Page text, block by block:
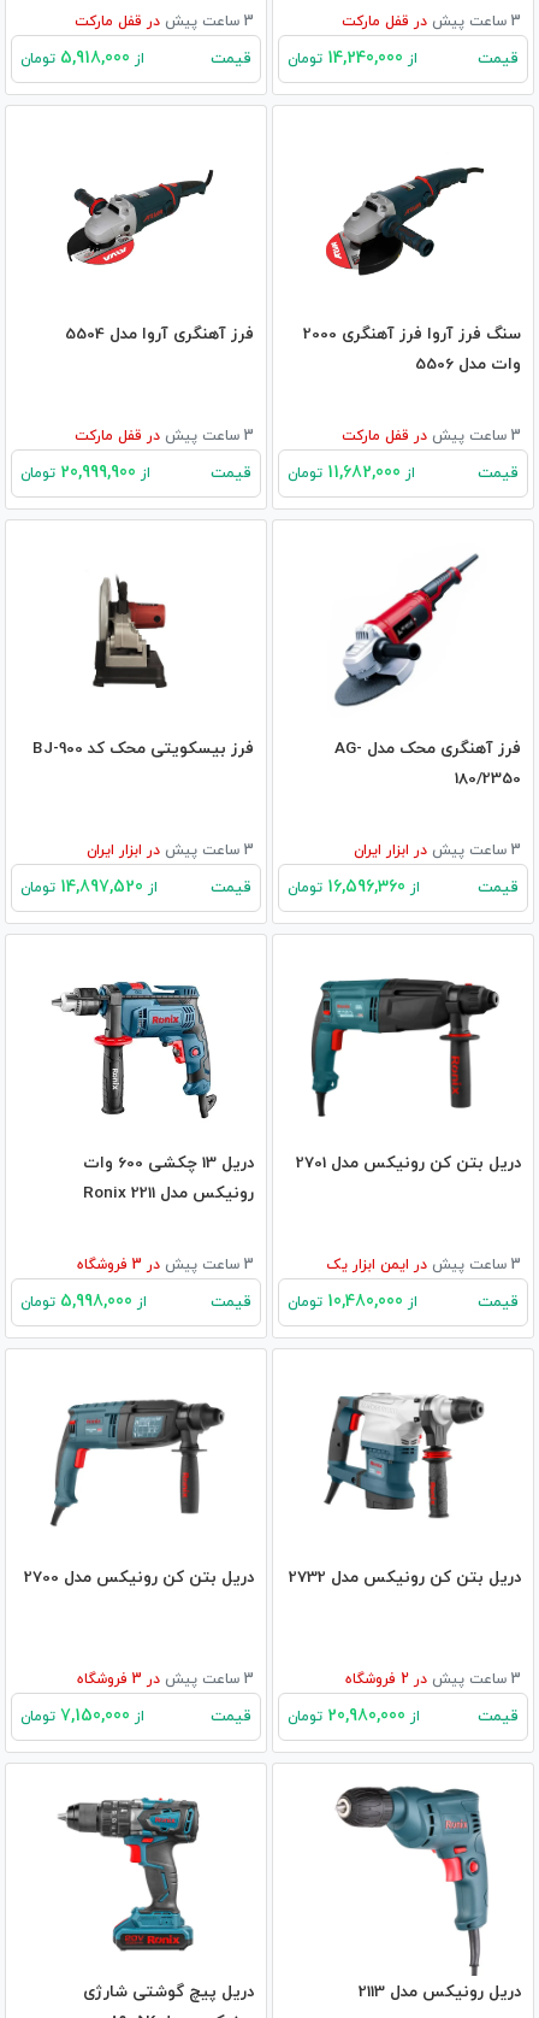
3 ساعت پیش در قفل مارکت
قیمت از تومان
3 ساعت پیش در قفل مارکت
قیمت از تومان
سنگ فرز آروا فرز آهنگری 2000
وات مدل 5506
3 ساعت پیش در قفل مارکت
قیمت از تومان
فرز آهنگری آروا مدل 5504
3 ساعت پیش در قفل مارکت
قیمت از تومان
فرز آهنگری محک مدل AG-
180/2350
3 ساعت پیش در ابزار ایران
قیمت از تومان
فرز بیسکویتی محک کد BJ-900
3 ساعت پیش در ابزار ایران
قیمت از تومان
دریل بتن کن رونیکس مدل 2701
3 ساعت پیش در ایمن ابزار یک
قیمت از تومان
دریل 13 چکشی 600 وات
رونیکس مدل 2211 Ronix
3 ساعت پیش در فروشگاه
قیمت از تومان
دریل بتن کن رونیکس مدل 2732
3 ساعت پیش در فروشگاه
قیمت از تومان
دریل بتن کن رونیکس مدل 2700
3 ساعت پیش در فروشگاه
قیمت از تومان
دریل رونیکس مدل 2113
دریل پیچ گوشتی شارژی